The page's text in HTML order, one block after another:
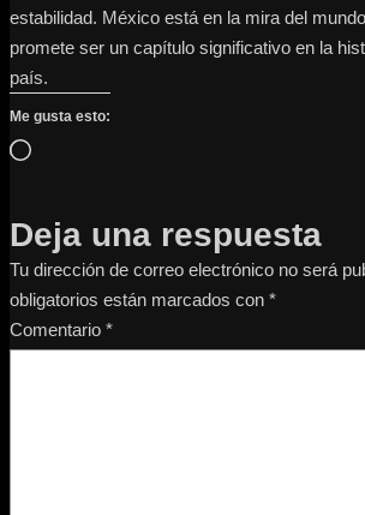
estabilidad. México está en la mira del
promete ser un capítulo significativo en la
país.
Me gusta esto:
Cargando…
Deja una respuesta
Tu dirección de correo electrónico no será
obligatorios están marcados con *
Comentario *